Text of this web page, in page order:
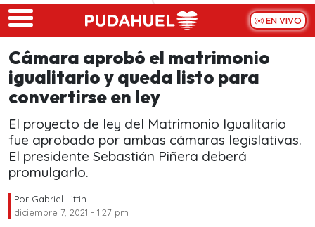
Skip to main content
EN VIVO
Cámara aprobó el matrimonio
igualitario y queda listo para
convertirse en ley
El proyecto de ley del Matrimonio Igualitario
fue aprobado por ambas cámaras legislativas.
El presidente Sebastián Piñera deberá
promulgarlo.
Por Gabriel Littin
diciembre 7, 2021 - 1:27 pm